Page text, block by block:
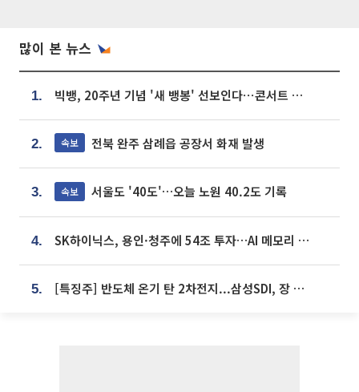
많이 본 뉴스
1. 빅뱅, 20주년 기념 '새 뱅봉' 선보인다⋯콘서트 앞두고 팝업 개최
2. 속보 전북 완주 삼례읍 공장서 화재 발생
3. 속보 서울도 '40도'…오늘 노원 40.2도 기록
4. SK하이닉스, 용인·청주에 54조 투자…AI 메모리 생산기지 키운다
5. [특징주] 반도체 온기 탄 2차전지...삼성SDI, 장 초반 7% 넘게 껑충